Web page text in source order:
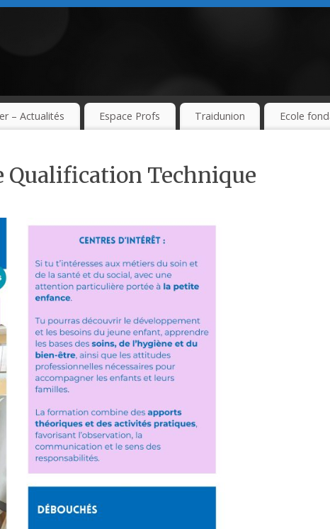
– Actualités Espace Profs Traidunion Ecole
Qualification Technique